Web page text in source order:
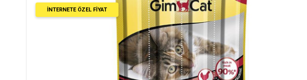
İNTERNETE ÖZEL FİYAT